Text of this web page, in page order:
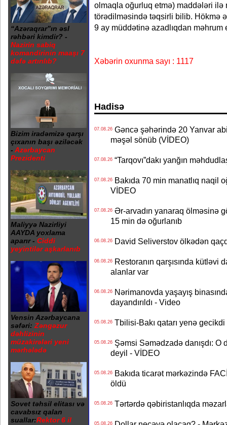
“Azəraqrar”ın əsl
rəhbəri kimdir? -
Nazirin sabiq
komandirinin maaşı 7
dəfə artırılıb?
Bizim iradəmizə qarşı
çıxanın başı əziləcək
- Azərbaycan
Prezidenti
Maliyyə Nazirliyi
AAYDA yoxlama
aparır - Ciddi
yeyintilər aşkarlanıb
Vensin Azərbaycana
səfəri: Zəngəzur
dəhlizinin
müzakirələri yeni
mərhələdə
Sovet təhsil elitası və
cavabsız qalan
suallar:Rektor 6 il
olmaqla oğurluq etmə) maddələri
törədilməsində təqsirli bilib. Hökmə
9 ay müddətinə azadlıqdan məhrum
Xəbərin oxunma sayı : 1117
Hadisə
07.08.26Gəncə şəhərində 20 Yanvar
məşəl sönüb (VİDEO)
07.08.26“Tarqovı”dakı yanğın
07.08.26Bakıda 70 min manatlıq naqil
VİDEO
07.08.26Ər-arvadın yanaraq ölməsinə
15 min də oğurlanıb
06.08.26David Seliverstov ölkədən
06.08.26Restoranın qarşısında kütləvi
alanlar var
06.08.26Nərimanovda yaşayış
dayandırıldı - Video
05.08.26Tbilisi-Bakı qatarı yenə gecikdi
05.08.26Şəmsi Səmədzadə danışdı: O
deyil - VİDEO
05.08.26Bakıda ticarət mərkəzində
öldü
05.08.26Tərtərdə qəbiristanlıqda
05.08.26